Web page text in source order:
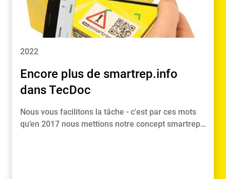
2022
Encore plus de smartrep.info
dans TecDoc
Nous vous facilitons la tâche - c'est par ces mots
qu’en 2017 nous mettions notre concept smartrep…